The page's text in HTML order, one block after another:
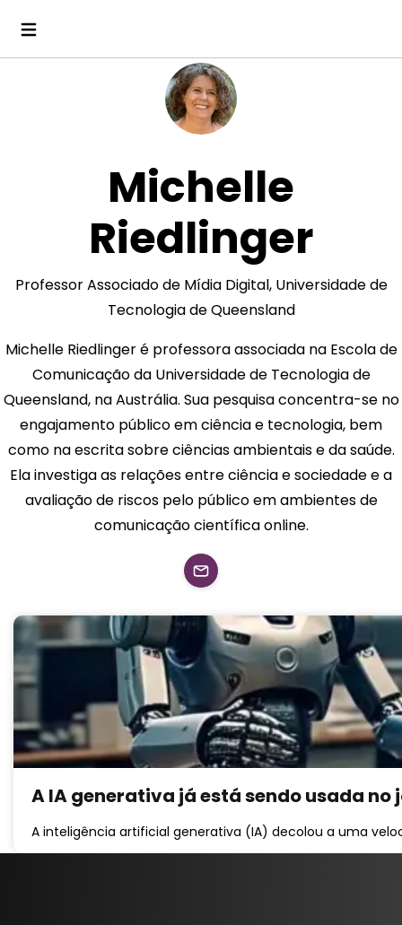
Michelle
Riedlinger
Professor Associado de Mídia Digital, Universidade de
Tecnologia de Queensland
Michelle Riedlinger é professora associada na Escola de
Comunicação da Universidade de Tecnologia de
Queensland, na Austrália. Sua pesquisa concentra-se no
engajamento público em ciência e tecnologia, bem
como na escrita sobre ciências ambientais e da saúde.
Ela investiga as relações entre ciência e sociedade e a
avaliação de riscos pelo público em ambientes de
comunicação científica online.
A IA generativa já está sendo usada
A inteligência artificial generativa (IA) decolou a uma